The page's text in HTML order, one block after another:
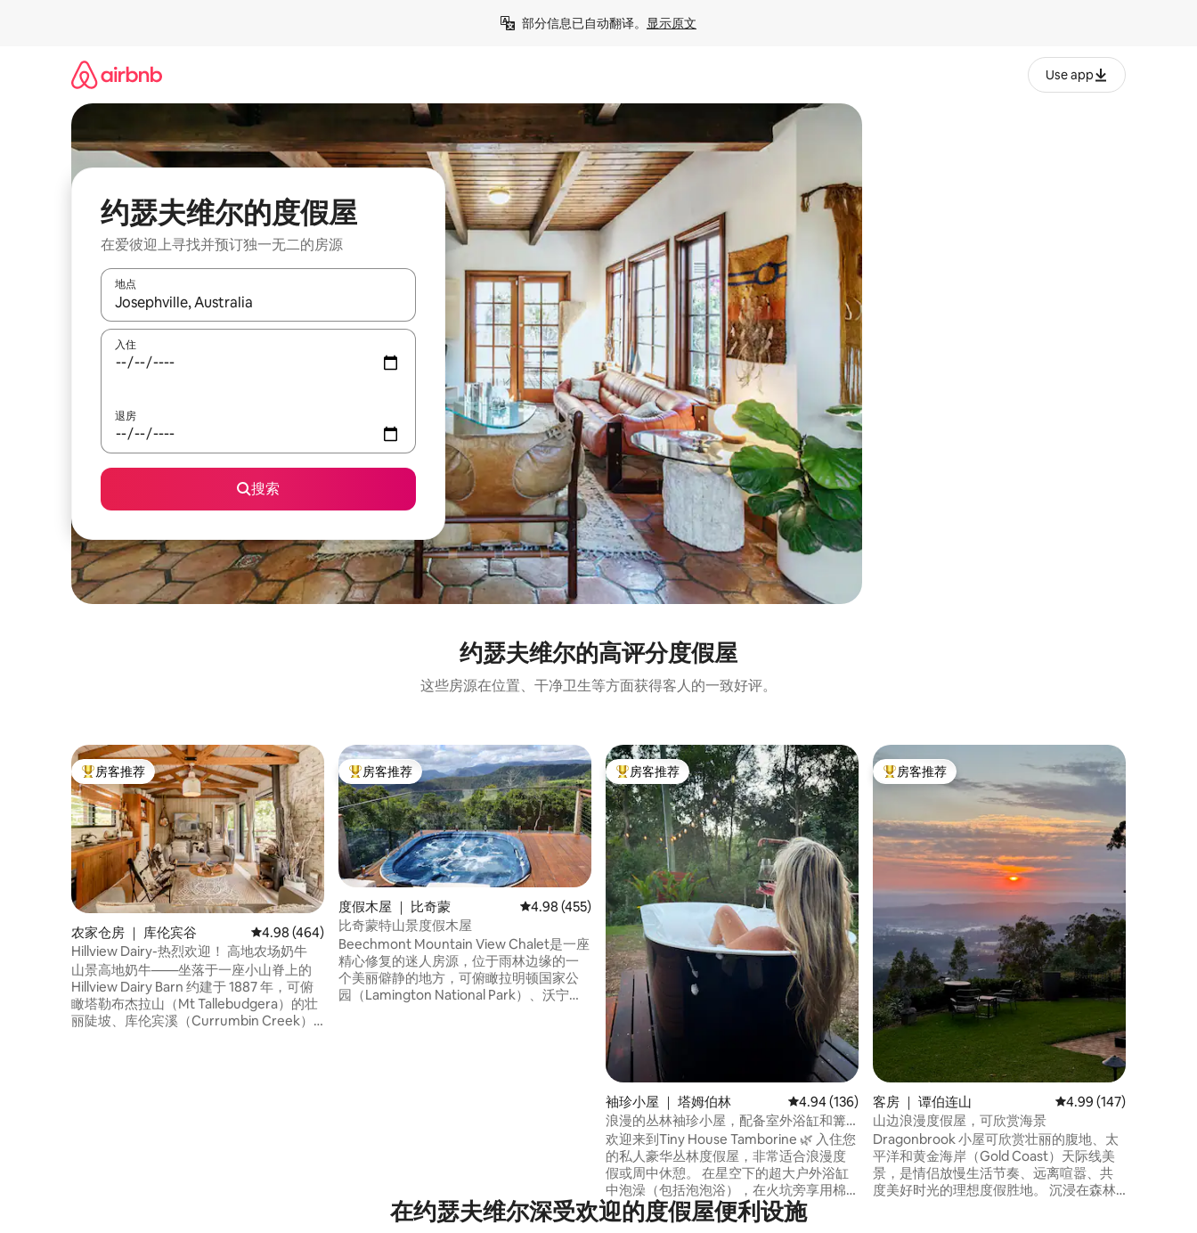
部分信息已自动翻译。 显示原文
Use app
约瑟夫维尔的度假屋
在爱彼迎上寻找并预订独一无二的房源
地点
如有搜索结果，请使用上下方向键查看，或通过点击或滑动手势浏览。
入住
退房
搜索
约瑟夫维尔的高评分度假屋
这些房源在位置、干净卫生等方面获得客人的一致好评。
热门「房客推荐」
房客推荐
农家仓房 ｜ 库伦宾谷 平均评分 4.98 分（满分 5 分），共 464 条评价
4.98 (464)
Hillview Dairy-热烈欢迎！ 高地农场奶牛
山景高地奶牛——坐落于一座小山脊上的
Hillview Dairy Barn 约建于 1887 年，可俯
瞰塔勒布杰拉山（Mt Tallebudgera）的壮
丽陡坡、库伦宾溪（Currumbin Creek）
热门「房客推荐」
房客推荐
度假木屋 ｜ 比奇蒙 平均评分 4.98 分（满分 5 分），共 455 条评价
4.98 (455)
比奇蒙特山景度假木屋
Beechmont Mountain View Chalet是一座
精心修复的迷人房源，位于雨林边缘的一
个美丽僻静的地方，可俯瞰拉明顿国家公
园（Lamington National Park）、沃宁山
热门「房客推荐」
房客推荐
袖珍小屋 ｜ 塔姆伯林 平均评分 4.94 分（满分 5 分），共 136 条评价
4.94 (136)
浪漫的丛林袖珍小屋，配备室外浴缸和篝
火炉
欢迎来到Tiny House Tamborine 🌿 入住您
的私人豪华丛林度假屋，非常适合浪漫度
假或周中休憩。 在星空下的超大户外浴缸
中泡澡（包括泡泡浴），在火坑旁享用棉
花糖和彩灯，或在舒适时尚的室内环境中
放松身心，享受现代化的舒适体验。 周围
热门「房客推荐」
房客推荐
客房 ｜ 谭伯连山 平均评分 4.99 分（满
4.99 (147)
山边浪漫度假屋，可欣赏海景
Dragonbrook 小屋可欣赏壮丽的腹地、太
平洋和黄金海岸（Gold Coast）天际线美
景，是情侣放慢生活节奏、远离喧嚣、共
度美好时光的理想度假胜地。 沉浸在森林
在约瑟夫维尔深受欢迎的度假屋便利设施